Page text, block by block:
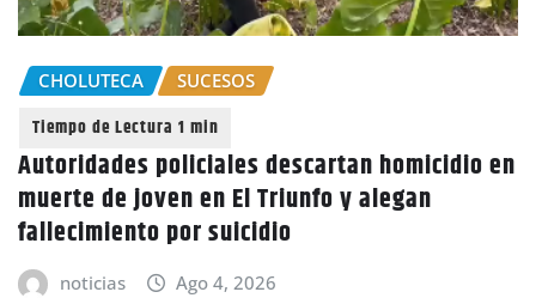
CHOLUTECA SUCESOS
Autoridades policiales descartan homicidio en
muerte de joven en El Triunfo y alegan
fallecimiento por suicidio
noticias Ago 4, 2026